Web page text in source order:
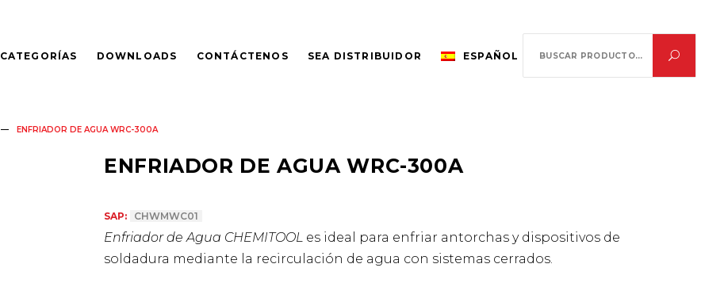
CATEGORÍAS DOWNLOADS CONTÁCTENOS SEA DISTRIBUIDOR ESPAÑOL
ENFRIADOR DE AGUA WRC-300A
ENFRIADOR DE AGUA WRC-300A
SAP: CHWMWC01
Enfriador de Agua CHEMITOOL es ideal para enfriar antorchas y dispositivos de
soldadura mediante la recirculación de agua con sistemas cerrados.